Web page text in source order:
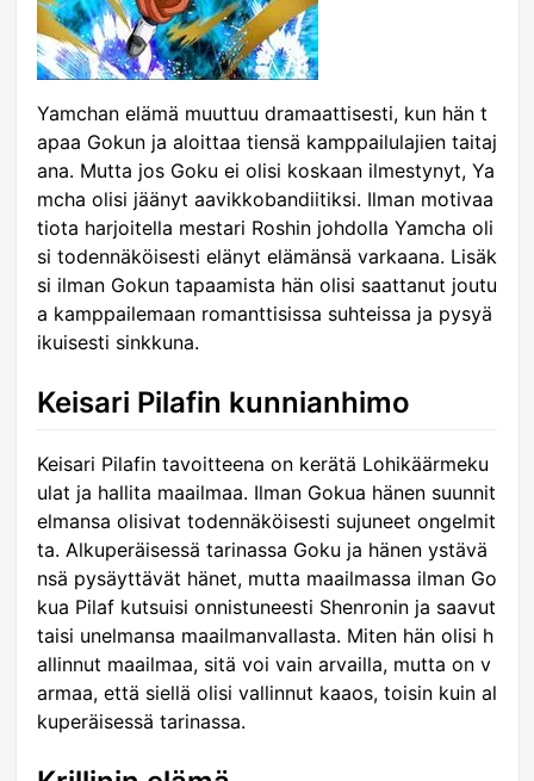
Yamchan elämä muuttuu dramaattisesti, kun hän t
apaa Gokun ja aloittaa tiensä kamppailulajien taitaj
ana. Mutta jos Goku ei olisi koskaan ilmestynyt, Ya
mcha olisi jäänyt aavikkobandiitiksi. Ilman motivaa
tiota harjoitella mestari Roshin johdolla Yamcha oli
si todennäköisesti elänyt elämänsä varkaana. Lisäk
si ilman Gokun tapaamista hän olisi saattanut joutu
a kamppailemaan romanttisissa suhteissa ja pysyä
ikuisesti sinkkuna.
Keisari Pilafin kunnianhimo
Keisari Pilafin tavoitteena on kerätä Lohikäärmeku
ulat ja hallita maailmaa. Ilman Gokua hänen suunnit
elmansa olisivat todennäköisesti sujuneet ongelmit
ta. Alkuperäisessä tarinassa Goku ja hänen ystävä
nsä pysäyttävät hänet, mutta maailmassa ilman Go
kua Pilaf kutsuisi onnistuneesti Shenronin ja saavut
taisi unelmansa maailmanvallasta. Miten hän olisi h
allinnut maailmaa, sitä voi vain arvailla, mutta on v
armaa, että siellä olisi vallinnut kaaos, toisin kuin al
kuperäisessä tarinassa.